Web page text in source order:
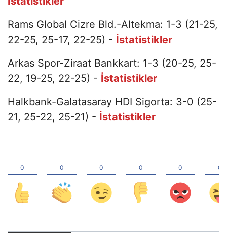
Rams Global Cizre Bld.-Altekma: 1-3 (21-25,
22-25, 25-17, 22-25) - İstatistikler
Arkas Spor-Ziraat Bankkart: 1-3 (20-25, 25-
22, 19-25, 22-25) - İstatistikler
Halkbank-Galatasaray HDI Sigorta: 3-0 (25-
21, 25-22, 25-21) - İstatistikler